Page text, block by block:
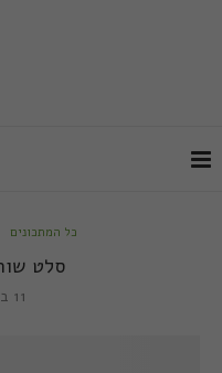
כל המתכונים
סלט
11 באוגוסט 2015